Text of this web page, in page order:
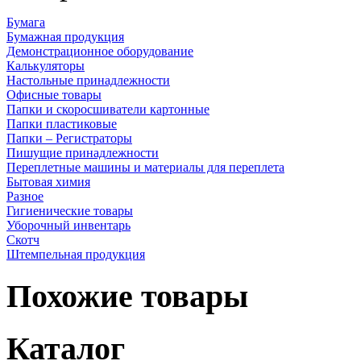
Бумага
Бумажная продукция
Демонстрационное оборудование
Калькуляторы
Настольные принадлежности
Офисные товары
Папки и скоросшиватели картонные
Папки пластиковые
Папки – Регистраторы
Пишущие принадлежности
Переплетные машины и материалы для переплета
Бытовая химия
Разное
Гигиенические товары
Уборочный инвентарь
Скотч
Штемпельная продукция
Похожие товары
Каталог